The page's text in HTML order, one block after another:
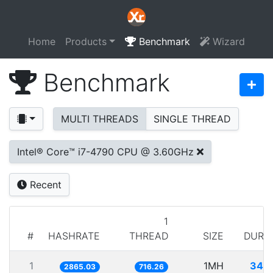
Home Products Benchmark Wizard
Benchmark
MULTI THREADS SINGLE THREAD
Intel® Core™ i7-4790 CPU @ 3.60GHz
Recent
# HASHRATE
1
THREAD
SIZE
1 2865.03 716.26 1MH